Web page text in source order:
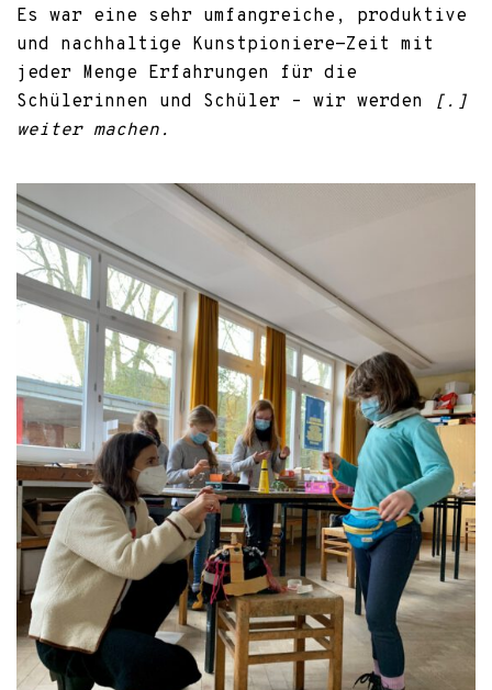
Es war eine sehr umfangreiche, produktive
und nachhaltige Kunstpioniere-Zeit mit
jeder Menge Erfahrungen für die
Schülerinnen und Schüler – wir werden [.]
weiter machen.